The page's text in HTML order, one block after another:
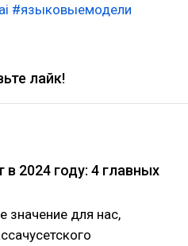
#языковыемодели
лайк!
2024 году: 4 главных
значение для нас,